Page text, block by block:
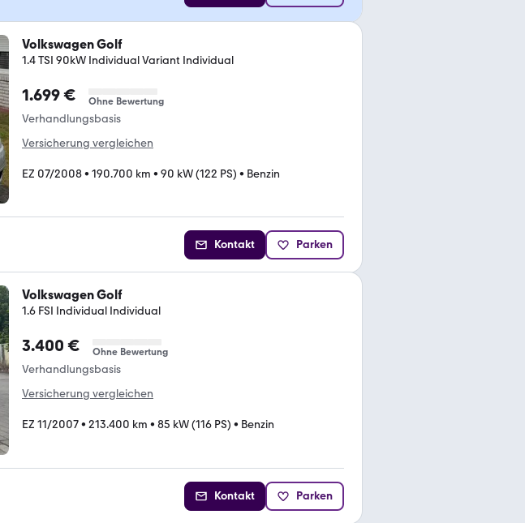
Volkswagen Golf
1.4 TSI 90kW Individual Variant Individual
1.699 € Ohne Bewertung
Verhandlungsbasis
Versicherung vergleichen
EZ 07/2008• 190.700 km • 90 kW (122 PS) • Benzin
Kontakt Parken
Volkswagen Golf
1.6 FSI Individual Individual
3.400 € Ohne Bewertung
Verhandlungsbasis
Versicherung vergleichen
EZ 11/2007• 213.400 km • 85 kW (116 PS) • Benzin
Kontakt Parken